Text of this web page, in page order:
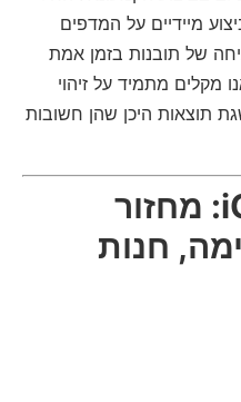
מיידיים על המדפים
של תובנות בזמן אמת
מקלים מתמיד על זיהוי
תוצאות היכן שהן חשובות
זיהוי במכשיר iOS: מחזור
חנות